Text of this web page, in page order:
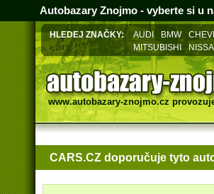
Autobazary Znojmo - vyberte si u
HLEDEJ ZNAČKY: AUDI BMW
MITSUBISHI
www.autobazary-znojmo.cz
CARS.CZ doporučuje tyto